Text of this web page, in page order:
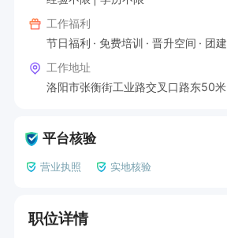
工作福利
节日福利
免费培训 晋升空间
团建
工作地址
洛阳市张衡街工业路交叉口路东50米
平台核验
营业执照 实地核验
职位详情